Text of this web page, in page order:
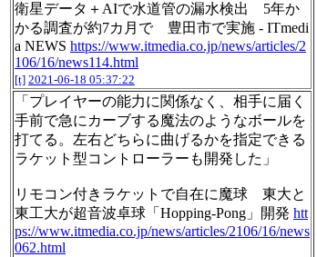
衛星データ＋AIで水道管の漏水検出 5年か
かる調査が約7カ月で 豊田市で実施 - ITmedi
a NEWS https://www.itmedia.co.jp/news/articles/2
106/16/news114.html
[t] 2021-06-18 05:37:22
「プレイヤーの能力に関係なく、相手に届く
手前で急にカーブする魔法のようなボールを
打てる。左右どちらに曲げるかを指定できる
ラケット型コントローラーも開発した」
リモコン付きラケットで自在に魔球 東大と
東工大が超音波卓球「Hopping-Pong」開発 htt
ps://www.itmedia.co.jp/news/articles/2106/16/news
062.html